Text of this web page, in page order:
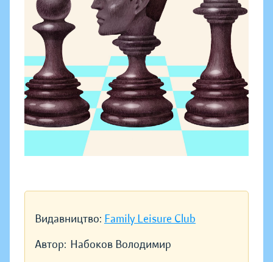
Видавництво: Family Leisure Club
Автор: Набоков Володимир